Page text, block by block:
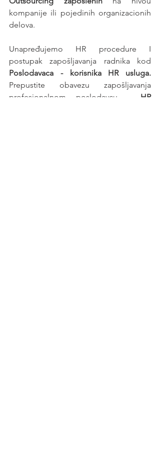
kompanije ili pojedinih organizacionih
delova.
Unapređujemo HR procedure I
Prepustite obavezu zapošljavanja
profesionalnom poslodavcu - HR